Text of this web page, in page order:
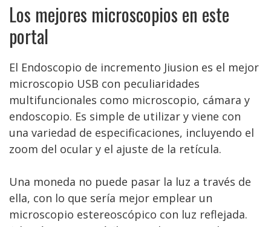
Los mejores microscopios en este
portal
El Endoscopio de incremento Jiusion es el mejor
microscopio USB con peculiaridades
multifuncionales como microscopio, cámara y
endoscopio. Es simple de utilizar y viene con
una variedad de especificaciones, incluyendo el
zoom del ocular y el ajuste de la retícula.
Una moneda no puede pasar la luz a través de
ella, con lo que sería mejor emplear un
microscopio estereoscópico con luz reflejada.